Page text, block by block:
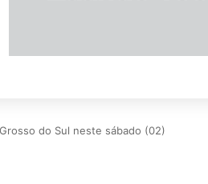
do Sul neste sábado (02)